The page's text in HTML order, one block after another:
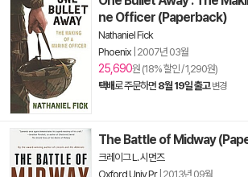
ne Officer (Paperback)
Nathaniel Fick
Phoenix 2007년 03월
25,690원 (18% 할인 / 1,290원)
택배로 주문하면 8월 19일 출고 변경
The Battle of Midway
크레이그 L. 시먼즈
Oxford Univ Pr| 2013년 09월